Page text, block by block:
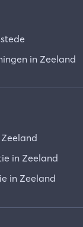
in Zeeland
in Zeeland
in Zeeland